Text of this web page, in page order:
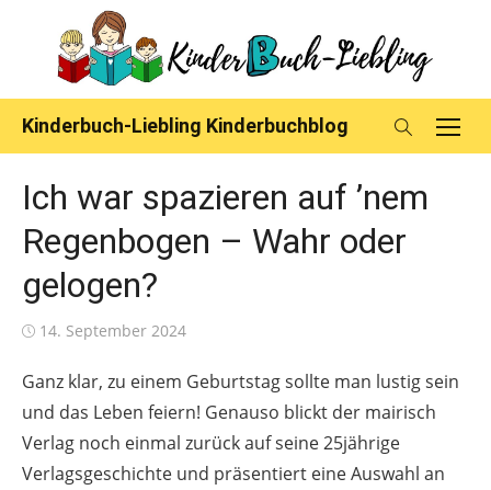
content
Kinderbuch-Liebling Kinderbuchblog
Ich war spazieren auf ’nem
Regenbogen – Wahr oder
gelogen?
Posted
14. September 2024
Ganz klar, zu einem Geburtstag sollte man lustig sein
und das Leben feiern! Genauso blickt der mairisch
Verlag noch einmal zurück auf seine 25jährige
Verlagsgeschichte und präsentiert eine Auswahl an